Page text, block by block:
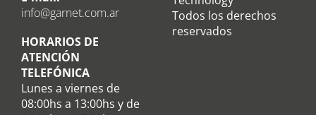
info@garnet.com.ar
HORARIOS DE
ATENCIÓN
TELEFÓNICA
Lunes a viernes de
08:00hs a 13:00hs y de
Todos los derechos
reservados